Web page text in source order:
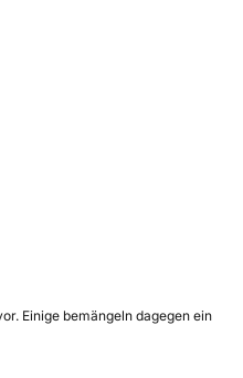
Einige bemängeln dagegen ein